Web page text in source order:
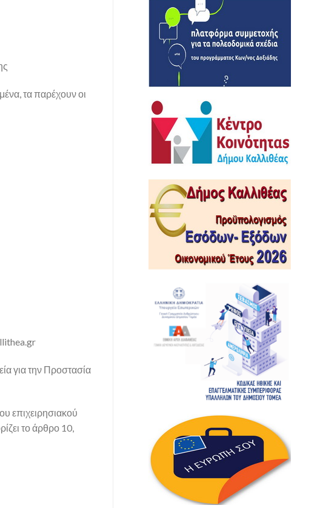
τα παρέχουν οι
για την Προστασία
επιχειρησιακού
το άρθρο 10,